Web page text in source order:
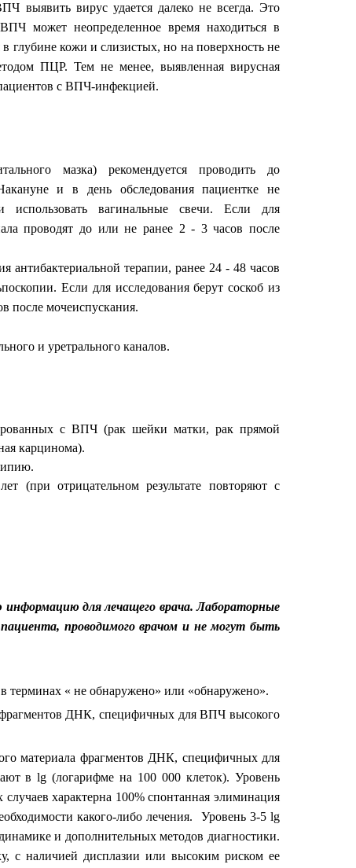
выявить вирус удается далеко не всегда. Это
может неопределенное время находиться в
глубине кожи и слизистых, но на поверхность не
ПЦР. Тем не менее, выявленная вирусная
с ВПЧ-инфекцией.
мазка) рекомендуется проводить до
и в день обследования пациентке не
использовать вагинальные свечи. Если для
проводят до или не ранее 2 - 3 часов после
антибактериальной терапии, ранее 24 - 48 часов
Если для исследования берут соскоб из
после мочеиспускания.
и уретрального каналов.
с ВПЧ (рак шейки матки, рак прямой
карцинома).
(при отрицательном результате повторяют с
для лечащего врача. Лабораторные
пациента, проводимого врачом и не могут быть
терминах « не обнаружено» или «обнаружено».
ДНК, специфичных для ВПЧ высокого
материала фрагментов ДНК, специфичных для
в lg (логарифме на 100 000 клеток). Уровень
характерна 100% спонтанная элиминация
какого-либо лечения. Уровень 3-5 lg
и дополнительных методов диагностики.
с наличией дисплазии или высоким риском ее